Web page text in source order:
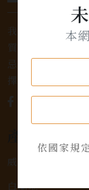
本
依國家規
我們是專業銷售
質的選擇和卓越
忌，或者尋求
擇，滿足您的個
威士忌
白蘭地